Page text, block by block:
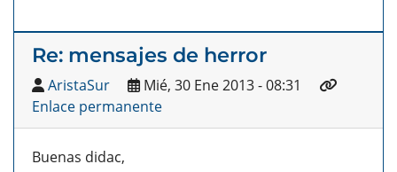
Re: mensajes de herror
AristaSur
Mié, 30 Ene 2013 - 08:31
Enlace permanente
Buenas didac,